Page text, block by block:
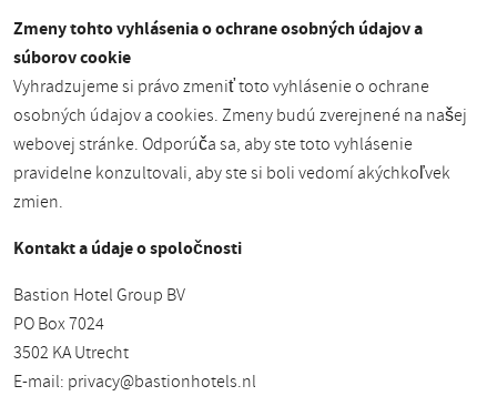
Zmeny tohto vyhlásenia o ochrane osobných údajov a
súborov cookie
Vyhradzujeme si právo zmeniť toto vyhlásenie o ochrane
osobných údajov a cookies. Zmeny budú zverejnené na našej
webovej stránke. Odporúča sa, aby ste toto vyhlásenie
pravidelne konzultovali, aby ste si boli vedomí akýchkoľvek
zmien.
Kontakt a údaje o spoločnosti
Bastion Hotel Group BV
PO Box 7024
3502 KA Utrecht
E-mail: privacy@bastionhotels.nl